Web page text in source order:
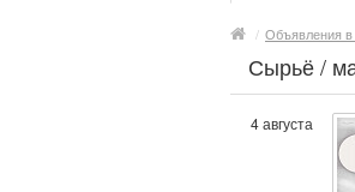
/ Объявления
Сырьё /
4 августа